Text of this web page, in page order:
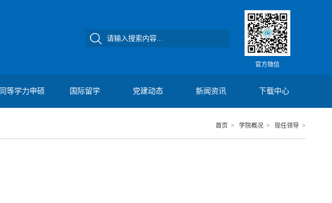
官方微信
同等学力申硕 国际留学 党建动态 新闻资讯 下载中心
首页 > 学院概况 > 现任领导 >